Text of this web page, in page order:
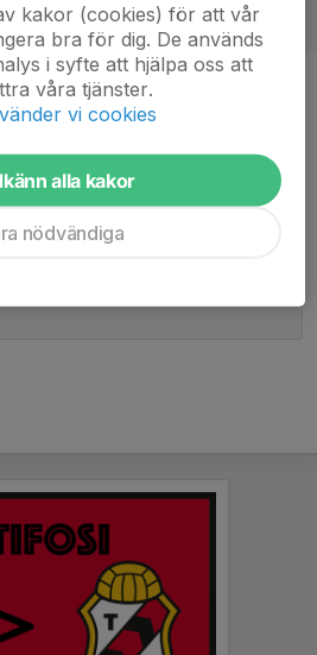
år
genombrott under årets
att han vill slåss om en plats i
kakor (cookies) för att vår
bra för dig. De används
i syfte att hjälpa oss att
våra tjänster.
vi cookies
alla kakor
nödvändiga